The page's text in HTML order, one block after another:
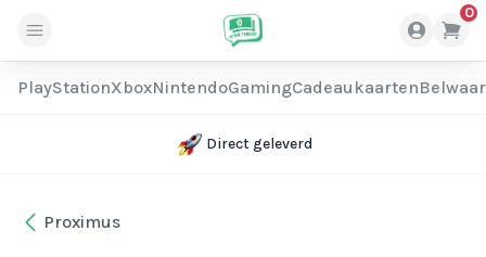
0
PlayStationXboxNintendoGamingCadeaukaarten
Direct geleverd
Proximus